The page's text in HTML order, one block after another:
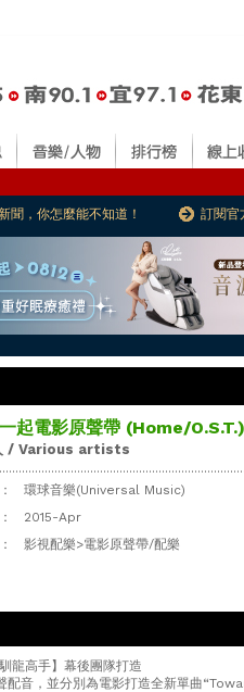
聞，你怎麼能不知道！ 訂閱官
起電影原聲帶 (Home/O.S.T.)
/ Various artists
環球音樂(Universal Music)
2015-Apr
影視配樂>電影原聲帶/配樂
龍高手】幕後團隊打造
配音，並分別為電影打造全新單曲